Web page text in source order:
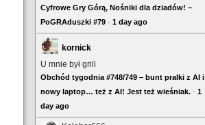
Cyfrowe Gry Górą, Nośniki dla dziadów! –
PoGRAduszki #79 · 1 day ago
kornick
U mnie był grill
Obchód tygodnia #748/749 – bunt pralki z AI i
nowy laptop… też z AI! Jest też wieśniak. · 1
day ago